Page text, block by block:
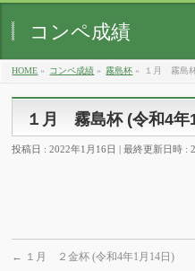
コンペ成績
HOME » コンペ成績 » 霧島杯 » １月 霧島
１月 霧島杯 (令和4年
投稿日 : 2022年1月16日 最終更新日時 :
← １月 ２金杯 (令和4年1月14日)